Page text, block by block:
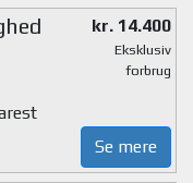
kr. 14.400
Eksklusiv
forbrug
Se mere